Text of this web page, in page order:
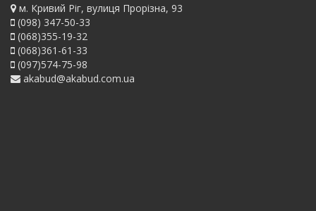
м. Кривий Ріг, вулиця Прорізна, 93
(098) 347-50-33
(068)355-19-32
(068)361-61-33
(097)574-75-98
akabud@akabud.com.ua